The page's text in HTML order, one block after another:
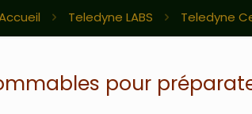
Teledyne LABS Teledyne
pour